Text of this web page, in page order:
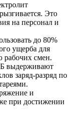
Это
на персонал и
до 80%
ущерба для
рабочих смен.
выдерживают
заряд-разряд по
и
при достижении